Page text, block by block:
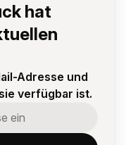
hat
Adresse und
verfügbar ist.